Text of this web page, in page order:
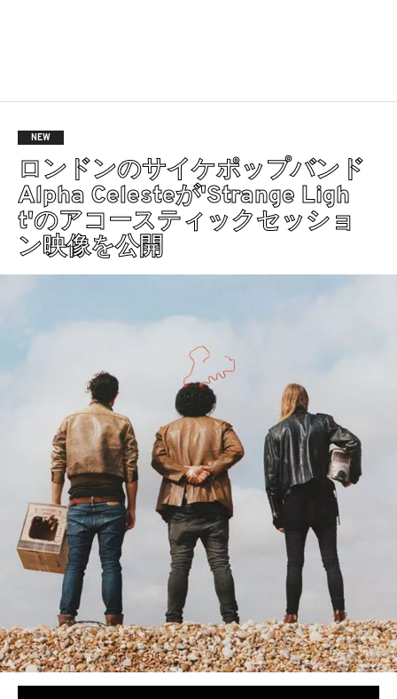
NEW
ロンドンのサイケポップバンド
Alpha Celesteが'Strange Ligh
t'のアコースティックセッショ
ン映像を公開